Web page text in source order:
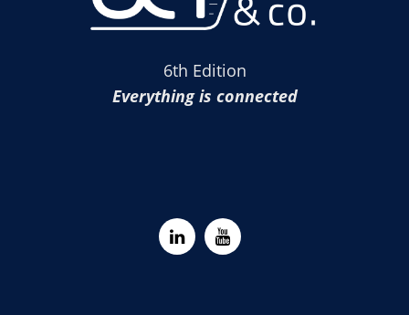
6th Edition
Everything is connected